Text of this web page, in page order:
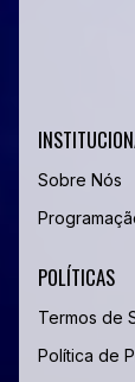
Sobre Nós
POLÍTICAS
Termos de
Política de